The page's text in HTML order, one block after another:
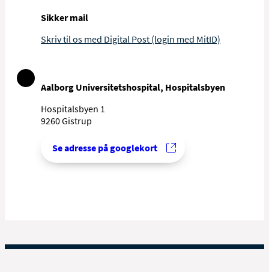
Sikker mail
Skriv til os med Digital Post (login med MitID)
Aalborg Universitetshospital, Hospitalsbyen
Hospitalsbyen 1
9260 Gistrup
Se adresse på googlekort